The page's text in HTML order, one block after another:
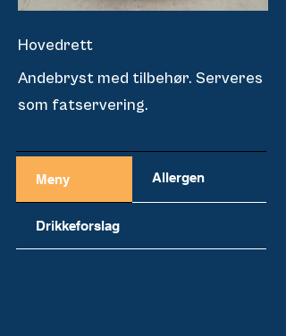
Hovedrett
Andebryst med tilbehør. Serveres
som fatservering.
Meny Allergen
Drikkeforslag